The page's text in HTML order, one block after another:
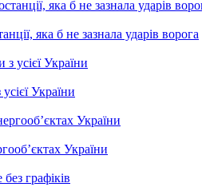
яка б не зазнала ударів ворога
України
України